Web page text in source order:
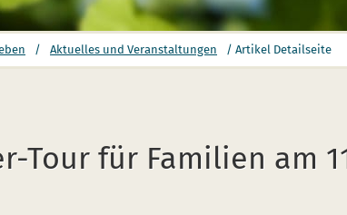
/ Aktuelles und Veranstaltungen / Artikel Detailseite
Tour für Familien am